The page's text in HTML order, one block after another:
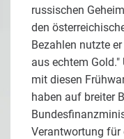
russischen
den
Bezahlen nutzte
aus echtem
mit diesen
haben auf breiter
Verantwortung